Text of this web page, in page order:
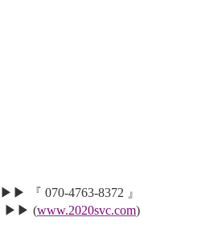
▶▶ 『 070-4763-8372 』
▶▶ (www.2020svc.com)